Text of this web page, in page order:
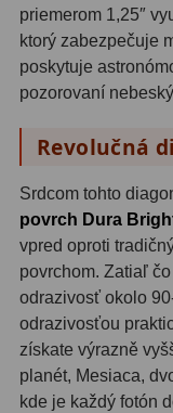
Redukcia 1,25" a
Okulárové výťahy
Binohlavy3
Kolimátory22
Svietidlá5
Čistiace
Púzdra a kufre
Iné10
priemerom 1,25″
ktorý zabezpečuje
poskytuje
pozorovaní
Revolučná
Srdcom tohto
povrch Dura
vpred oproti
povrchom. Zatiaľ
odrazivosť okolo
odrazivosťou
získate výrazně
planét, Mesiaca,
kde je každý fotón